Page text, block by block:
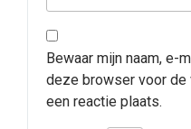
Bewaar mijn naam, e-
deze browser voor de
een reactie plaats.